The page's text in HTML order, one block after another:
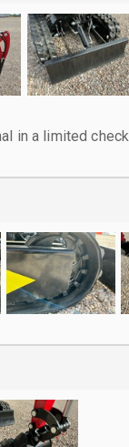
in a limited check.